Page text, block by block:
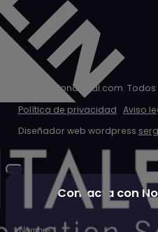
© 2026 clondigital.com.
Política de privacidad Aviso
Diseñador web wordpress
Contacta con